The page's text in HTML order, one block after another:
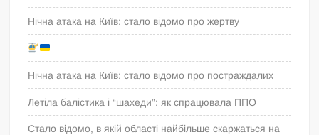
Нічна атака на Київ: стало відомо про жертву
Нічна атака на Київ: стало відомо про постраждалих
Летіла балістика і “шахеди”: як спрацювала ППО
Стало відомо, в якій області найбільше скаржаться на